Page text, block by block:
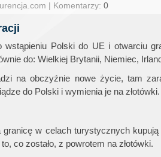
| Komentarzy: 0
wstąpieniu Polski do UE i otwarciu
do: Wielkiej Brytanii, Niemiec,
na obczyźnie nowe życie, tam
do Polski i wymienia je na złotówki.
w celach turystycznych
co zostało, z powrotem na złotówki.